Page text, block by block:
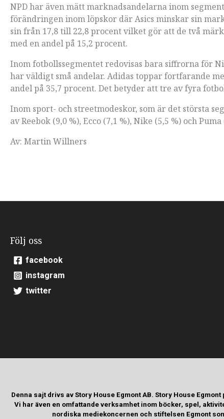
NPD har även mätt marknadsandelarna inom
förändringen inom löpskor där Asics minskar sin
sin från 17,8 till 22,8 procent vilket gör att de två
med en andel på 15,2 procent.
Inom fotbollssegmentet redovisas bara siffrorna för
har väldigt små andelar. Adidas toppar fortfarande
andel på 35,7 procent. Det betyder att tre av fyra
Inom sport- och streetmodeskor, som är det största
av Reebok (9,0 %), Ecco (7,1 %), Nike (5,5 %) och Puma
Av: Martin Willners
Följ oss
facebook
instagram
twitter
Denna sajt drivs av Story House Egmont AB. Story House
Vi har även en omfattande verksamhet inom böcker, spel,
nordiska mediekoncernen och stiftelsen Egmont